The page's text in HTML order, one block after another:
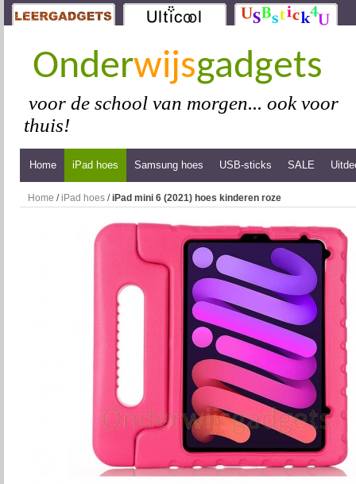
Onderwijsgadgets
voor de school van morgen... ook voor
thuis!
Home iPad hoes Samsung hoes USB-sticks SALE
Home /iPad hoes /iPad mini 6 (2021) hoes kinderen roze